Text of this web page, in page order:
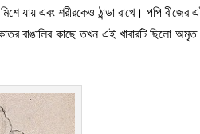
যায় এবং শরীরকেও ঠান্ডা রাখে। পপি বীজের
বাঙালির কাছে তখন এই খাবারটি ছিলো